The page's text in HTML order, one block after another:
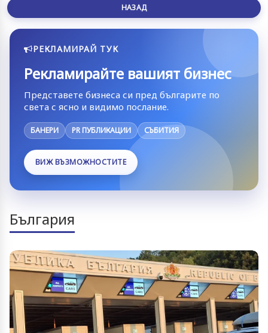
НАЗАД
РЕКЛАМИРАЙ ТУК
Рекламирайте вашият бизнес
Представете бизнеса си пред българите по
света с ясно и видимо послание.
БАНЕРИ PR ПУБЛИКАЦИИ СЪБИТИЯ
ВИЖ ВЪЗМОЖНОСТИТЕ
България